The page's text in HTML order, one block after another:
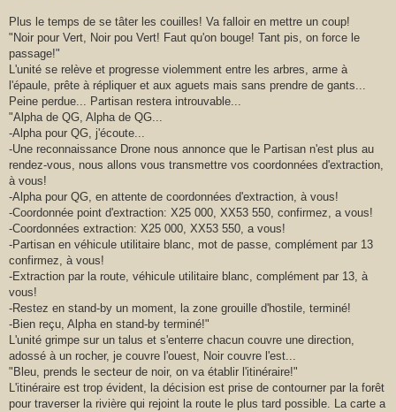
Plus le temps de se tâter les couilles! Va falloir en mettre un coup!
"Noir pour Vert, Noir pou Vert! Faut qu'on bouge! Tant pis, on force le
passage!"
L'unité se relève et progresse violemment entre les arbres, arme à
l'épaule, prête à répliquer et aux aguets mais sans prendre de gants...
Peine perdue... Partisan restera introuvable...
"Alpha de QG, Alpha de QG...
-Alpha pour QG, j'écoute...
-Une reconnaissance Drone nous annonce que le Partisan n'est plus au
rendez-vous, nous allons vous transmettre vos coordonnées d'extraction,
à vous!
-Alpha pour QG, en attente de coordonnées d'extraction, à vous!
-Coordonnée point d'extraction: X25 000, XX53 550, confirmez, a vous!
-Coordonnées extraction: X25 000, XX53 550, a vous!
-Partisan en véhicule utilitaire blanc, mot de passe, complément par 13
confirmez, à vous!
-Extraction par la route, véhicule utilitaire blanc, complément par 13, à
vous!
-Restez en stand-by un moment, la zone grouille d'hostile, terminé!
-Bien reçu, Alpha en stand-by terminé!"
L'unité grimpe sur un talus et s'enterre chacun couvre une direction,
adossé à un rocher, je couvre l'ouest, Noir couvre l'est...
"Bleu, prends le secteur de noir, on va établir l'itinéraire!"
L'itinéraire est trop évident, la décision est prise de contourner par la forêt
pour traverser la rivière qui rejoint la route le plus tard possible. La carte a